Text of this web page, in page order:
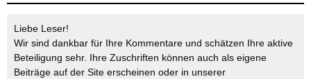
Liebe Leser!
Wir sind dankbar für Ihre Kommentare und schätzen Ihre aktive
Beteiligung sehr. Ihre Zuschriften können auch als eigene
Beiträge auf der Site erscheinen oder in unserer